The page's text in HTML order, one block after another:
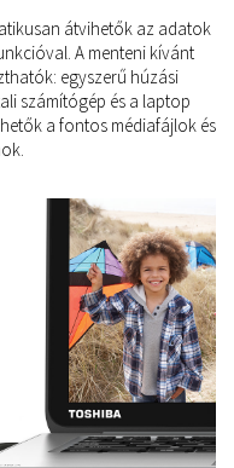
átvihetők az adatok
A menteni kívánt
egyszerű húzási
számítógép és a laptop
a fontos médiafájlok és